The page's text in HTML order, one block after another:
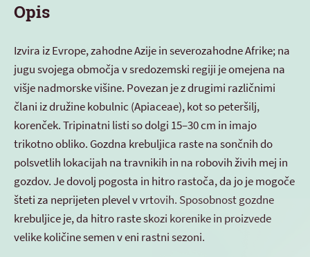
Opis
Izvira iz Evrope, zahodne Azije in severozahodne Afrike; na
jugu svojega območja v sredozemski regiji je omejena na
višje nadmorske višine. Povezan je z drugimi različnimi
člani iz družine kobulnic (Apiaceae), kot so peteršilj,
korenček. Tripinatni listi so dolgi 15–30 cm in imajo
trikotno obliko. Gozdna krebuljica raste na sončnih do
polsvetlih lokacijah na travnikih in na robovih živih mej in
gozdov. Je dovolj pogosta in hitro rastoča, da jo je mogoče
šteti za neprijeten plevel v vrtovih. Sposobnost gozdne
krebuljice je, da hitro raste skozi korenike in proizvede
velike količine semen v eni rastni sezoni.